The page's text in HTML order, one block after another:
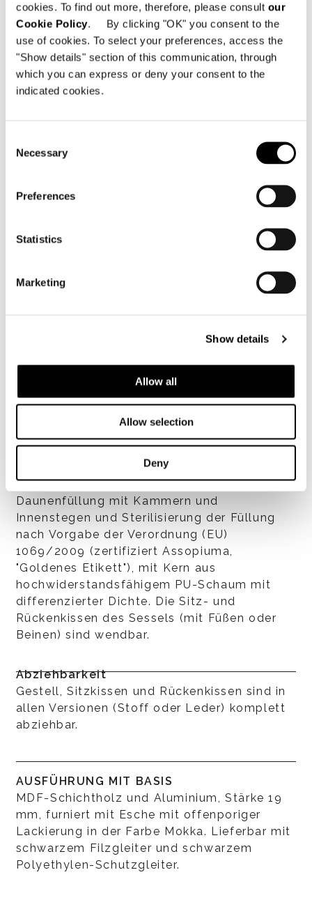
cookies. To find out more, therefore, please consult our
Cookie Policy. By clicking "OK" you consent to the
use of cookies. To select your preferences, access the
"Show details" section of this communication, through
which you can express or deny your consent to the
indicated cookies.
Selection
Necessary
Preferences
Statistics
Marketing
Show details
Allow all
Allow selection
Deny
Gestell
Anschließend bezogen mit gesteppter
thermobondierter Faser mit Bezug aus
weißer, antiallergischer Baumwolle für einen
angenehm weichen Sitzkomfort.
Rückenkissen und Sitzkissen mit gesteppter
Daunenfüllung mit Kammern und
Innenstegen und Sterilisierung der Füllung
nach Vorgabe der Verordnung (EU)
1069/2009 (zertifiziert Assopiuma,
"Goldenes Etikett"), mit Kern aus
hochwiderstandsfähigem PU-Schaum mit
differenzierter Dichte. Die Sitz- und
Rückenkissen des Sessels (mit Füßen oder
Beinen) sind wendbar.
Abziehbarkeit
Gestell, Sitzkissen und Rückenkissen sind in
allen Versionen (Stoff oder Leder) komplett
abziehbar.
AUSFÜHRUNG MIT BASIS
MDF-Schichtholz und Aluminium, Stärke 19
mm, furniert mit Esche mit offenporiger
Lackierung in der Farbe Mokka. Lieferbar mit
schwarzem Filzgleiter und schwarzem
Polyethylen-Schutzgleiter.